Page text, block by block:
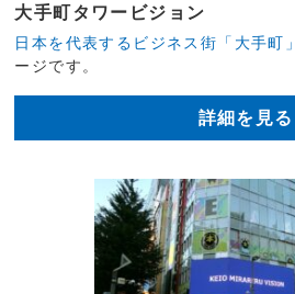
大手町タワービジョン
日本を代表するビジネス街「大手町」
ージです。
詳細を見る